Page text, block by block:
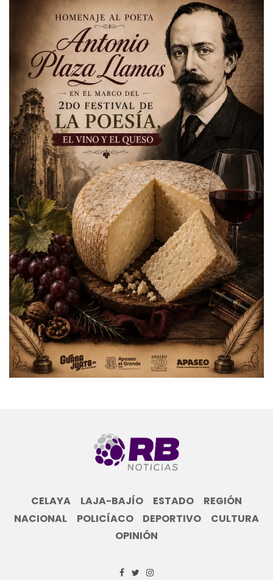
CELAYA LAJA-BAJÍO ESTADO
REGIÓN
NACIONAL
POLICÍACO DEPORTIVO
CULTURA
OPINIÓN